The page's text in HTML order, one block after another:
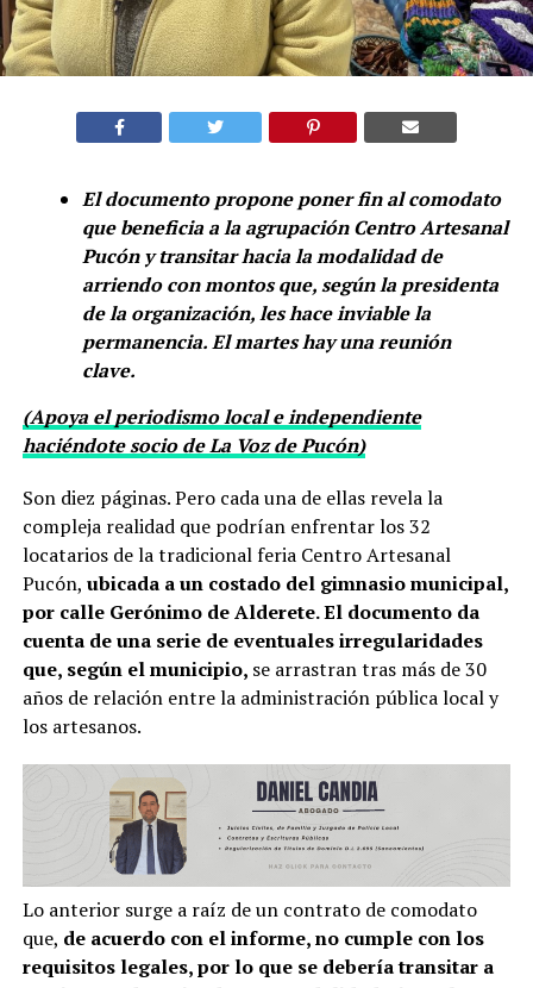
El documento propone poner fin al comodato
que beneficia a la agrupación Centro Artesanal
Pucón y transitar hacia la modalidad de
arriendo con montos que, según la presidenta
de la organización, les hace inviable la
permanencia. El martes hay una reunión
clave.
(Apoya el periodismo local e independiente
haciéndote socio de La Voz de Pucón)
Son diez páginas. Pero cada una de ellas revela la
compleja realidad que podrían enfrentar los 32
locatarios de la tradicional feria Centro Artesanal
Pucón, ubicada a un costado del gimnasio municipal,
por calle Gerónimo de Alderete. El documento da
cuenta de una serie de eventuales irregularidades
que, según el municipio, se arrastran tras más de 30
años de relación entre la administración pública local y
los artesanos.
Lo anterior surge a raíz de un contrato de comodato
que, de acuerdo con el informe, no cumple con los
requisitos legales, por lo que se debería transitar a